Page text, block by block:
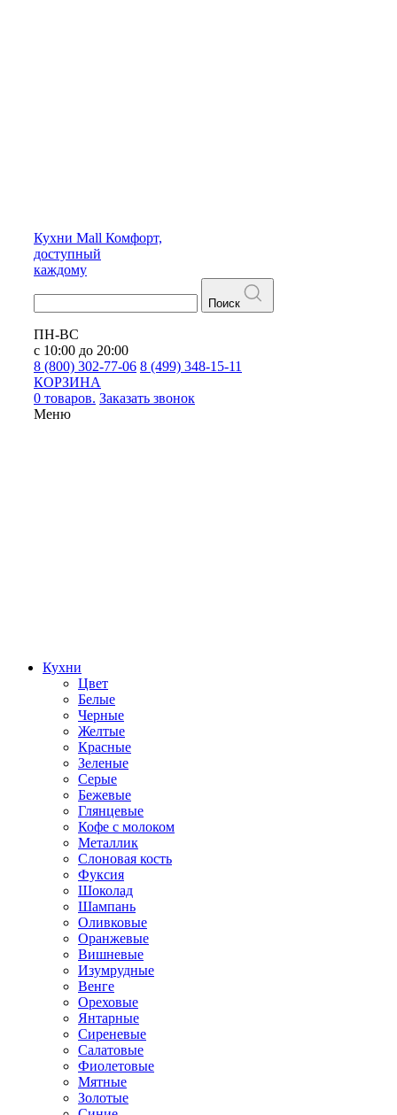
Кухни Mall Комфорт,
доступный
каждому
Поиск
ПН-ВС
с 10:00 до 20:00
8 (800) 302-77-06 8 (499) 348-15-11
КОРЗИНА
0 товаров. Заказать звонок
Меню
Кухни
Цвет
Белые
Черные
Желтые
Красные
Зеленые
Серые
Бежевые
Глянцевые
Кофе с молоком
Металлик
Слоновая кость
Фуксия
Шоколад
Шампань
Оливковые
Оранжевые
Вишневые
Изумрудные
Венге
Ореховые
Янтарные
Сиреневые
Салатовые
Фиолетовые
Мятные
Золотые